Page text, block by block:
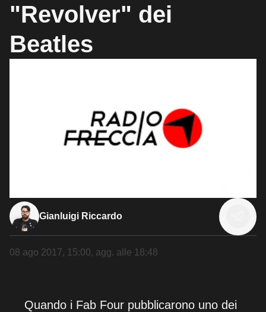
"Revolver" dei
Beatles
Gianluigi Riccardo
08 ago 2017, 15:00, agg. alle 18:48
Quando i Fab Four pubblicarono uno dei